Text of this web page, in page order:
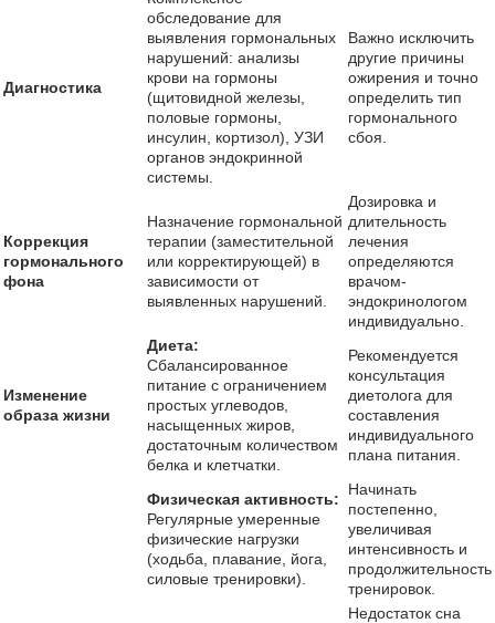
Диагностика
обследование для
выявления гормональных
нарушений: анализы
крови на гормоны
(щитовидной железы,
половые гормоны,
инсулин, кортизол), УЗИ
органов эндокринной
системы.
Важно исключить
другие причины
ожирения и точно
определить тип
гормонального
сбоя.
Коррекция
гормонального
фона
Назначение гормональной
терапии (заместительной
или корректирующей) в
зависимости от
выявленных нарушений.
Дозировка и
длительность
лечения
определяются
врачом-
эндокринологом
индивидуально.
Изменение
образа жизни
Диета:
Сбалансированное
питание с ограничением
простых углеводов,
насыщенных жиров,
достаточным количеством
белка и клетчатки.
Рекомендуется
консультация
диетолога для
составления
индивидуального
плана питания.
Физическая активность:
Регулярные умеренные
физические нагрузки
(ходьба, плавание, йога,
силовые тренировки).
Начинать
постепенно,
увеличивая
интенсивность и
продолжительность
тренировок.
Недостаток сна